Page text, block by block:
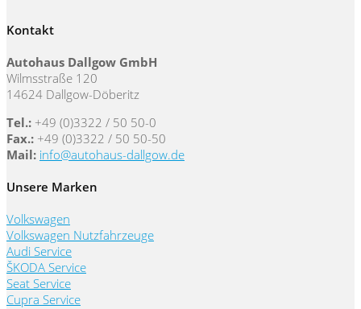
Kontakt
Autohaus Dallgow GmbH
Wilmsstraße 120
14624 Dallgow-Döberitz
Tel.: +49 (0)3322 / 50 50-0
Fax.: +49 (0)3322 / 50 50-50
Mail: info@autohaus-dallgow.de
Unsere Marken
Volkswagen
Volkswagen Nutzfahrzeuge
Audi Service
ŠKODA Service
Seat Service
Cupra Service